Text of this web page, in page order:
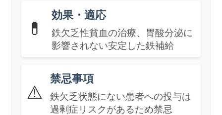
💊
効果・適応
鉄欠乏性貧血の治療、胃酸分泌に
影響されない安定した鉄補給
⚠️
禁忌事項
鉄欠乏状態にない患者への投与は
過剰症リスクがあるため禁忌